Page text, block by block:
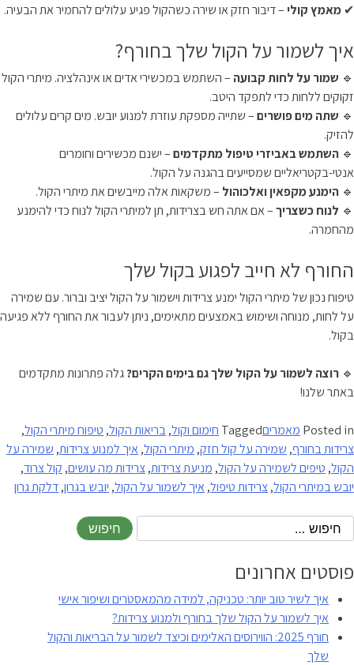
✔ מאמץ קולי– דיבור חזק או שירה כשהקול פגיע עלולים להחמיר את הבעיה.
איך לשמור על הקול שלך בחורף?
🔹 שמור על לחות קבועה – השתמש במכשירי אדים או אינהלציה. מיתרי הקול
זקוקים ללחות כדי לתפקד היטב.
🔹 שתה מים פושרים– שתייה מספקת עוזרת למנוע יובש. מים קרים עלולים
להזיק.
🔹 השתמש באביזרי טיפול מתקדמים– ישנם מכשירים וחומרים
אנטי-בקטריאליים שמסייעים בהגנה על הקול.
🔹 הימנע מקפאין ואלכוהול – משקאות אלה מייבשים את מיתרי הקול.
🔹 לנוח כשצריך– אם אתה חש בצרידות, תן למיתרי הקול לנוח כדי להימנע
מהחמרה.
החורף לא חייב לפגוע בקול שלך
טיפוח נכון של מיתרי הקול ימנע צרידות וישמור על הקול יציב וברור. עם שמירה
על לחות, מנוחה ושימוש באמצעים מתאימים, ניתן לעבור את החורף ללא פגיעה
בקול.
🔹 רוצה לשמור על הקול שלך גם בימים הקרים?גלה פתרונות מתקדמים
באתר שלנו!
Posted in מאמריםTagged חימום וקול,בריאות הקול, טיפוח מיתרי הקול,
צרידות בחורף, שמירה על קול חזק, מיתרי הקול, איך למנוע צרידות, שמירה על
הקול, טיפים לשמירה על הקול, מניעת צרידות,צרידות מה עושים, קול צרוד,
יובש במיתרי הקול,צרידות טיפול, איך לשמור על הקול, יובש בגרון,דלקת גרון
פוסטים אחרונים
איך לשיר טוב יותר: טכניקה, למידה מהמאסטרים ושיפור אישי
איך לשמור על הקול שלך בחורף ולמנוע צרידות?
חורף 2025: הווירוסים האלימים וכיצד לשמור על הבריאות והקול
שלך